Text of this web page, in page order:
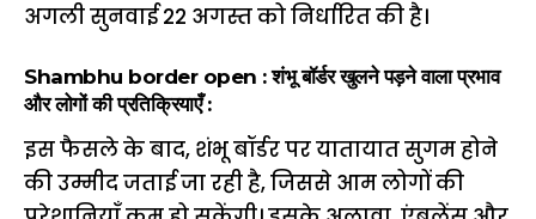
अगली सुनवाई 22 अगस्त को निर्धारित की है।
Shambhu border open : शंभू बॉर्डर खुलने पड़ने वाला प्रभाव
और लोगों की प्रतिक्रियाएँ :
इस फैसले के बाद, शंभू बॉर्डर पर यातायात सुगम होने
की उम्मीद जताई जा रही है, जिससे आम लोगों की